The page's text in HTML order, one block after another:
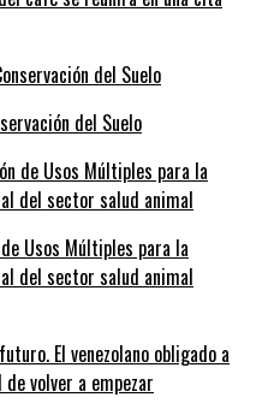
del Suelo
Usos Múltiples para la
del sector salud animal